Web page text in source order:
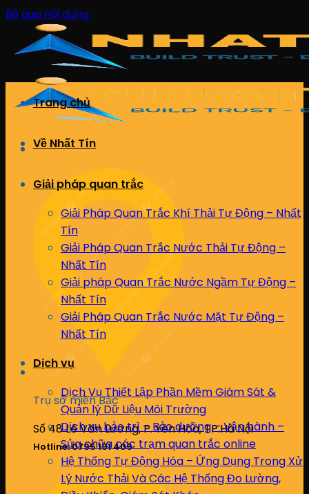
Bỏ qua nội dung
Trụ sở miền Bắc
Số 48 Lê Văn Lương, P. Yên Hòa, TP.Hà Nội
Hotline: 0795 191 409
Trang chủ
Về Nhất Tín
Giải pháp quan trắc
Giải Pháp Quan Trắc Khí Thải Tự Động – Nhất
Tín
Giải Pháp Quan Trắc Nước Thải Tự Động –
Nhất Tín
Giải pháp Quan Trắc Nước Ngầm Tự Động –
Nhất Tín
Giải Pháp Quan Trắc Nước Mặt Tự Động –
Nhất Tín
Dịch vụ
Dịch Vụ Thiết Lập Phần Mềm Giám Sát &
Quản lý Dữ Liệu Môi Trường
Dịch vụ bảo trì – Bảo dưỡng – Vận hành –
Sửa chữa các trạm quan trắc online
Hệ Thống Tự Động Hóa – Ứng Dụng Trong Xử
Lý Nước Thải Và Các Hệ Thống Đo Lường,